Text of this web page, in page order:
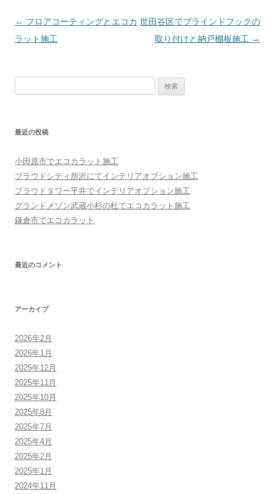
投稿ナビゲーション
← フロアコーティングとエコカ
ラット施工
世田谷区でブラインドフックの
取り付けと納戸棚板施工 →
最近の投稿
小田原市でエコカラット施工
プラウドシティ所沢にてインテリアオプション施工
プラウドタワー平井でインテリアオプション施工
グランドメゾン武蔵小杉の杜でエコカラット施工
鎌倉市でエコカラット
最近のコメント
アーカイブ
2026年2月
2026年1月
2025年12月
2025年11月
2025年10月
2025年8月
2025年7月
2025年4月
2025年2月
2025年1月
2024年11月